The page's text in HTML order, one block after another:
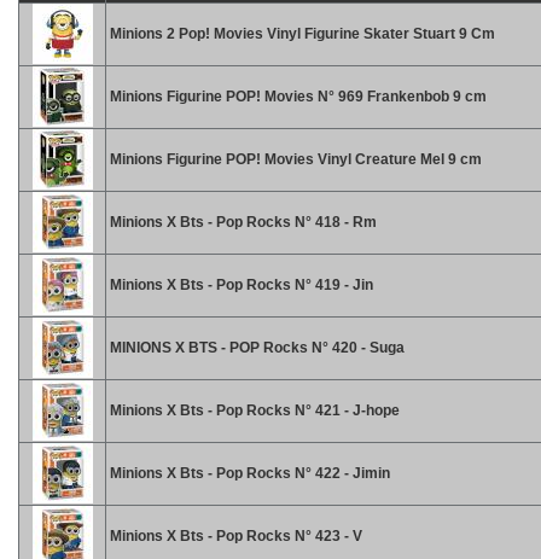
Minions 2 Pop! Movies Vinyl Figurine Skater Stuart 9 Cm
Minions Figurine POP! Movies N° 969 Frankenbob 9 cm
Minions Figurine POP! Movies Vinyl Creature Mel 9 cm
Minions X Bts - Pop Rocks N° 418 - Rm
Minions X Bts - Pop Rocks N° 419 - Jin
MINIONS X BTS - POP Rocks N° 420 - Suga
Minions X Bts - Pop Rocks N° 421 - J-hope
Minions X Bts - Pop Rocks N° 422 - Jimin
Minions X Bts - Pop Rocks N° 423 - V